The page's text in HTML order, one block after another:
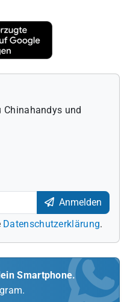
Chinahandys und
Anmelden
Datenschutzerklärung.
Smartphone.